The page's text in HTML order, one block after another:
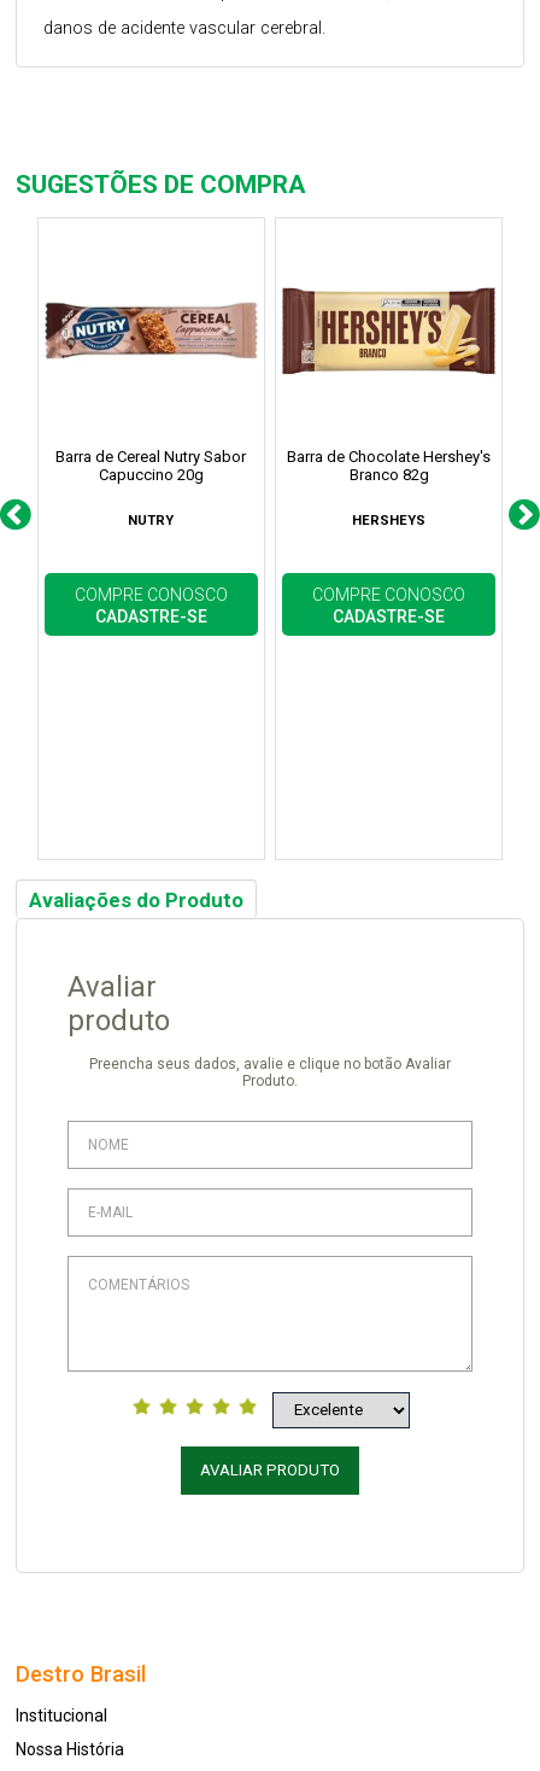
danos de acidente vascular cerebral.
SUGESTÕES DE COMPRA
Barra de Cereal Nutry Sabor
Capuccino 20g
NUTRY
COMPRE CONOSCO
CADASTRE-SE
Barra de Chocolate Hershey's
Branco 82g
HERSHEYS
COMPRE CONOSCO
CADASTRE-SE
Avaliações do Produto
Avaliar
produto
Preencha seus dados, avalie e clique no botão Avaliar
Produto.
AVALIAR PRODUTO
Destro Brasil
Institucional
Nossa História